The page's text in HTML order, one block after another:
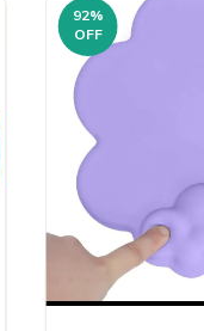
92%
OFF